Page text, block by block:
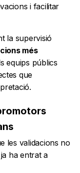
i facilitar
la supervisió
més
equips públics
que
les validacions no
ha entrat a